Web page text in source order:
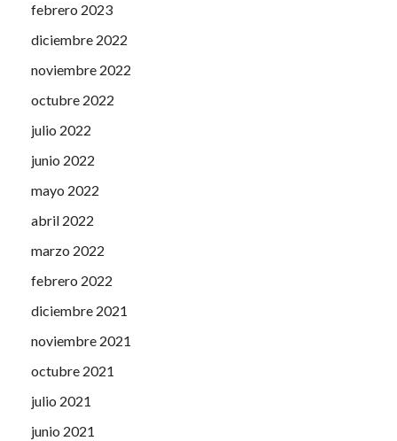
febrero 2023
diciembre 2022
noviembre 2022
octubre 2022
julio 2022
junio 2022
mayo 2022
abril 2022
marzo 2022
febrero 2022
diciembre 2021
noviembre 2021
octubre 2021
julio 2021
junio 2021